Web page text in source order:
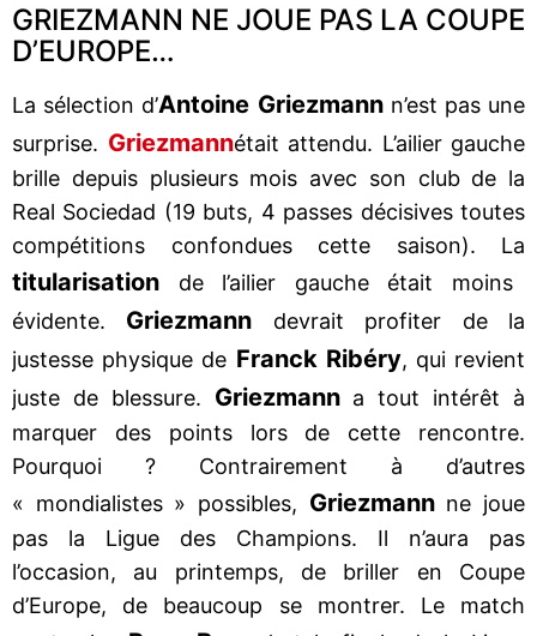
GRIEZMANN NE JOUE PAS LA COUPE
D’EUROPE…
La sélection d’Antoine Griezmann n’est pas une
surprise. Griezmannétait attendu. L’ailier gauche
brille depuis plusieurs mois avec son club de la
Real Sociedad (19 buts, 4 passes décisives toutes
compétitions confondues cette saison). La
titularisation de l’ailier gauche était moins
évidente. Griezmann devrait profiter de la
justesse physique de Franck Ribéry, qui revient
juste de blessure. Griezmann a tout intérêt à
marquer des points lors de cette rencontre.
Pourquoi ? Contrairement à d’autres
« mondialistes » possibles, Griezmannne joue
pas la Ligue des Champions. Il n’aura pas
l’occasion, au printemps, de briller en Coupe
d’Europe, de beaucoup se montrer. Le match